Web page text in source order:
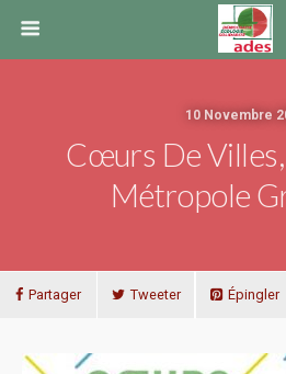
10 Novembre
Cœurs De
Métropole
Partager Tweeter Épingler